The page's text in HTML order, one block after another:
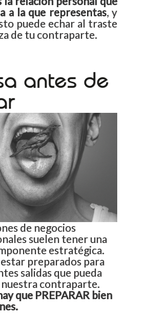
a la que representas, y
puede echar al traste
de tu contraparte.
antes de
de negocios
suelen tener una
estratégica.
preparados para
salidas que pueda
contraparte.
que PREPARAR bien